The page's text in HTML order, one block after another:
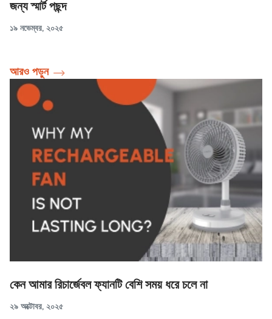
জন্য স্মার্ট পছন্দ
১৯ নভেম্বর, ২০২৫
আরও পড়ুন
কেন আমার রিচার্জেবল ফ্যানটি বেশি সময় ধরে চলে না
২৯ অক্টোবর, ২০২৫